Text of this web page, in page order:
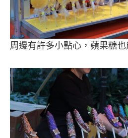
周邊有許多小點心，蘋果糖也